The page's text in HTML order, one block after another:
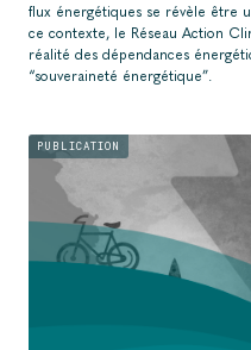
flux énergétiques se révèle être
ce contexte, le Réseau Action
réalité des dépendances
“souveraineté énergétique”.
PUBLICATION